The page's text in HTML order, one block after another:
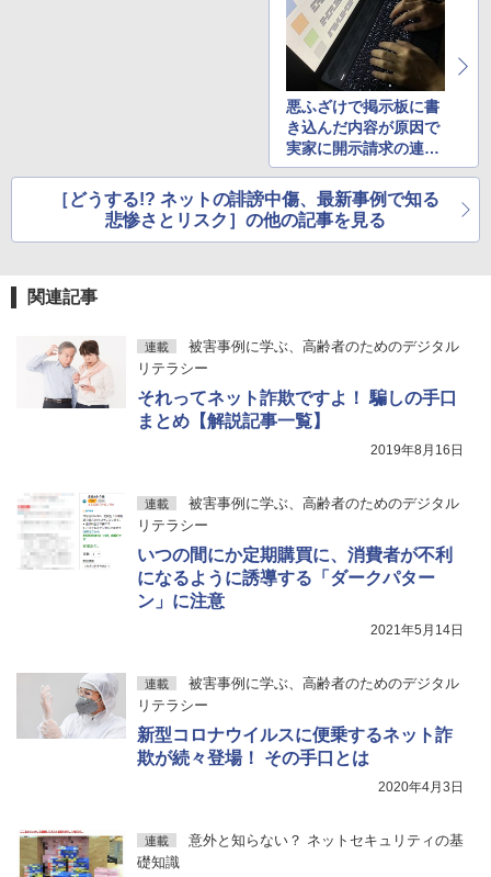
悪ふざけで掲示板に書
き込んだ内容が原因で
実家に開示請求の連絡
が来た
［どうする!? ネットの誹謗中傷、最新事例で知る
悲惨さとリスク］の他の記事を見る
関連記事
連載
被害事例に学ぶ、高齢者のためのデジタル
リテラシー
それってネット詐欺ですよ！ 騙しの手口
まとめ【解説記事一覧】
2019年8月16日
連載
被害事例に学ぶ、高齢者のためのデジタル
リテラシー
いつの間にか定期購買に、消費者が不利
になるように誘導する「ダークパター
ン」に注意
2021年5月14日
連載
被害事例に学ぶ、高齢者のためのデジタル
リテラシー
新型コロナウイルスに便乗するネット詐
欺が続々登場！ その手口とは
2020年4月3日
連載
意外と知らない？ ネットセキュリティの基
礎知識